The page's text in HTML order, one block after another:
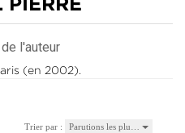
PIERRE
l'auteur
(en 2002).
Trier par : Parutions les plu…